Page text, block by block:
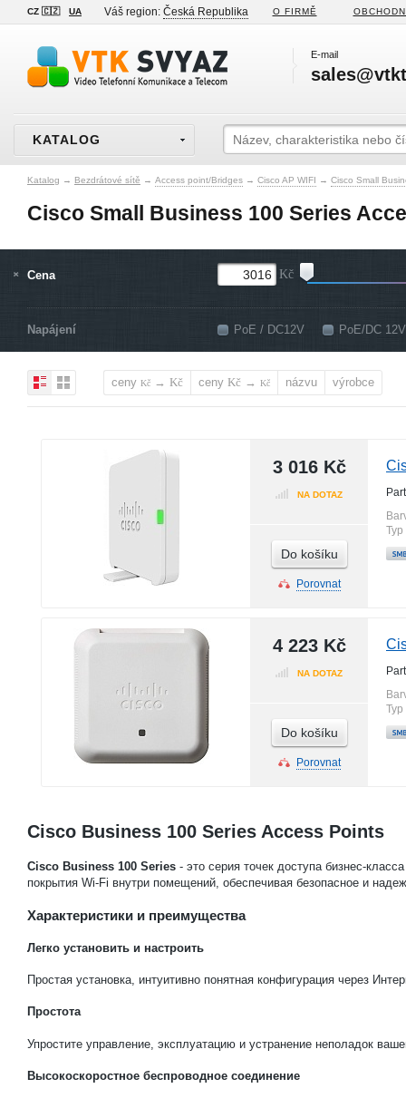
CZ 🇨🇿 UA Váš region: Česká Republika O FIRMĚ
E-mail
KATALOG
Katalog → Bezdrátové sítě → Access point/Bridges → Cisco AP WIFI → Cisco Small
Cisco Small Business 100 Series
Cena Kč
Napájení PoE / DC12V PoE/DC 12V
ceny Kč → Kč ceny Kč → Kč názvu výrobce
3 016 Kč
NA DOTAZ
Do košíku
Porovnat
4 223 Kč
NA DOTAZ
Do košíku
Porovnat
Cisco Business 100 Series Access Points
Cisco Business 100 Series - это серия точек доступа бизнес-
покрытия Wi-Fi внутри помещений, обеспечивая безопасное и
Характеристики и преимущества
Легко установить и настроить
Простая установка, интуитивно понятная конфигурация через
Простота
Упростите управление, эксплуатацию и устранение неполадок
Высокоскоростное беспроводное соединение